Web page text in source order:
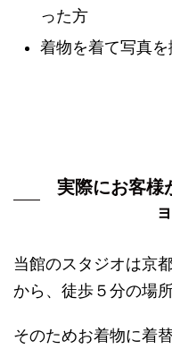
った方
着物を着て写真
実際にお客様
当館のスタジオは京
から、徒歩５分の場
そのためお着物に着